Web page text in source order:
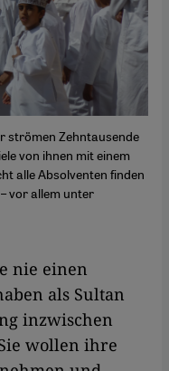
strömen Zehntausende
von ihnen mit einem
alle Absolventen finden
vor allem unter
nie einen
als Sultan
inzwischen
wollen ihre